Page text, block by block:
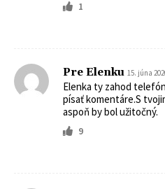
1
Pre Elenku 15. júna
Elenka ty zahod
písať komentáre.S
aspoň by bol užitočný.
9